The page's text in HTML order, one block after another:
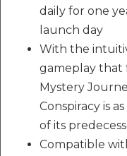
daily for one
launch day
With the
gameplay that
Mystery
Conspiracy is
of its
Compatible